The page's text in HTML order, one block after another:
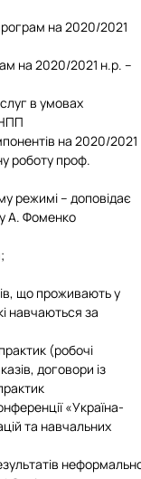
на 2020/2021
на 2020/2021 н.р. –
в умовах
на 2020/2021
роботу проф.
режимі – доповідає
А. Фоменко
що проживають у
навчаються за
(робочі
договори із
«Україна-
та навчальних